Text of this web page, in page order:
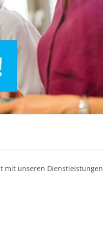
mit unseren Dienstleistungen